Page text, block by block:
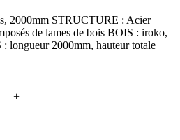
2000mm STRUCTURE : Acier
de lames de bois BOIS : iroko,
longueur 2000mm, hauteur totale
+